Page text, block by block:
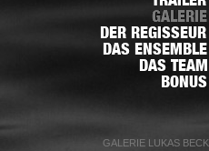
GALERIE LUKAS BECK